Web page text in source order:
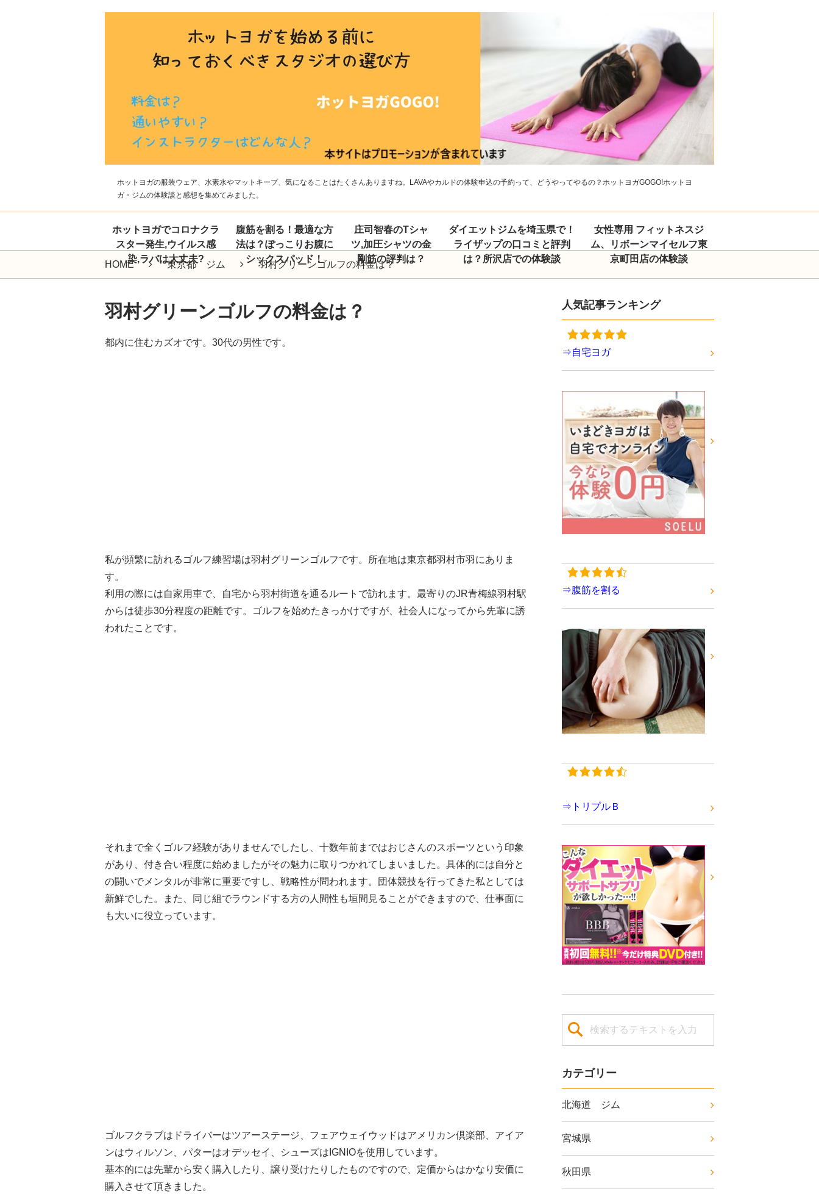
ホットヨガの服装ウェア、水素水やマットキープ、気になることはたくさんありますね。LAVAやカルドの体験申込の予約って、どうやってやるの？ホットヨガGOGO!ホットヨ
ガ・ジムの体験談と感想を集めてみました。
ホットヨガでコロナクラ
スター発生,ウイルス感
染,ラバは大丈夫?
腹筋を割る！最適な方
法は？ぽっこりお腹に
シックスパッド！
庄司智春のTシャ
ツ,加圧シャツの金
剛筋の評判は？
ダイエットジムを埼玉県で！
ライザップの口コミと評判
は？所沢店での体験談
女性専用 フィットネスジ
ム、リボーンマイセルフ東
京町田店の体験談
HOME 東京都 ジム 羽村グリーンゴルフの料金は？
羽村グリーンゴルフの料金は？
都内に住むカズオです。30代の男性です。
私が頻繁に訪れるゴルフ練習場は羽村グリーンゴルフです。所在地は東京都羽村市羽にありま
す。
利用の際には自家用車で、自宅から羽村街道を通るルートで訪れます。最寄りのJR青梅線羽村駅
からは徒歩30分程度の距離です。ゴルフを始めたきっかけですが、社会人になってから先輩に誘
われたことです。
それまで全くゴルフ経験がありませんでしたし、十数年前まではおじさんのスポーツという印象
があり、付き合い程度に始めましたがその魅力に取りつかれてしまいました。具体的には自分と
の闘いでメンタルが非常に重要ですし、戦略性が問われます。団体競技を行ってきた私としては
新鮮でした。また、同じ組でラウンドする方の人間性も垣間見ることができますので、仕事面に
も大いに役立っています。
ゴルフクラブはドライバーはツアーステージ、フェアウェイウッドはアメリカン倶楽部、アイア
ンはウィルソン、パターはオデッセイ、シューズはIGNIOを使用しています。
基本的には先輩から安く購入したり、譲り受けたりしたものですので、定価からはかなり安価に
購入させて頂きました。
人気記事ランキング
⇒自宅ヨガ
⇒腹筋を割る
⇒トリプルＢ
カテゴリー
北海道 ジム
宮城県
秋田県